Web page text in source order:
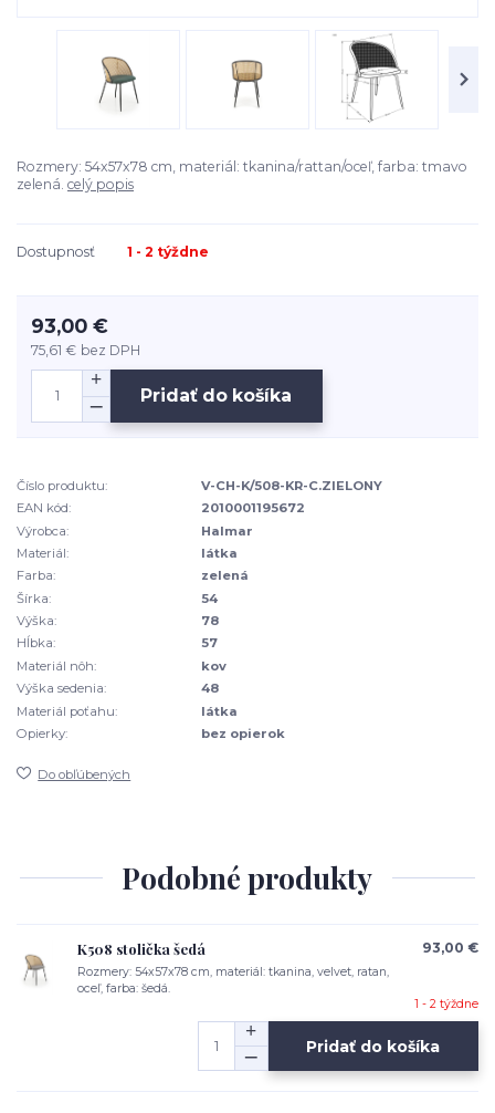
Rozmery: 54x57x78 cm, materiál: tkanina/rattan/oceľ, farba: tmavo
zelená. celý popis
Dostupnosť 1 - 2 týždne
93,00 €
75,61 € bez DPH
Pridať do košíka
Číslo produktu:
V-CH-K/508-KR-C.ZIELONY
EAN kód:
2010001195672
Výrobca:
Halmar
Materiál:
látka
Farba:
zelená
Šírka:
54
Výška:
78
Hĺbka:
57
Materiál nôh:
kov
Výška sedenia:
48
Materiál poťahu:
látka
Opierky:
bez opierok
Do obľúbených
Podobné produkty
K508 stolička šedá
Rozmery: 54x57x78 cm, materiál: tkanina, velvet, ratan,
oceľ, farba: šedá.
93,00 €
1 - 2 týždne
Pridať do košíka